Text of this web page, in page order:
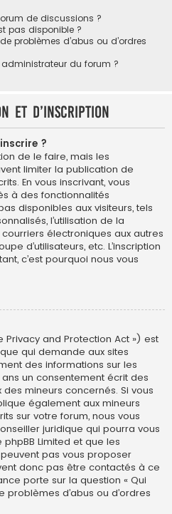
de discussions ?
pas disponible ?
problèmes d’abus ou d’ordres
du forum ?
et d’inscription
?
de le faire, mais les
limiter la publication de
En vous inscrivant, vous
à des fonctionnalités
disponibles aux visiteurs, tels
l’utilisation de la
électroniques aux autres
d’utilisateurs, etc. L’inscription
c’est pourquoi nous vous
Privacy and Protection Act ») est
qui demande aux sites
des informations sur les
un consentement écrit des
mineurs concernés. Si vous
également aux mineurs
sur votre forum, nous vous
juridique qui pourra vous
Limited et que les
pas vous proposer
donc pas être contactés à ce
porte sur la question « Qui
d’abus ou d’ordres